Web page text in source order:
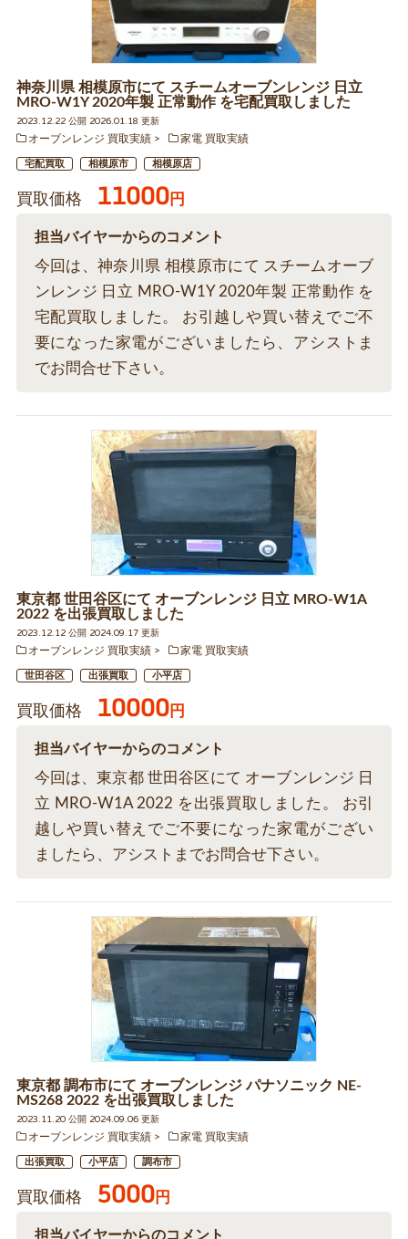
神奈川県 相模原市にて スチームオーブンレンジ 日立
MRO-W1Y 2020年製 正常動作 を宅配買取しました
2023.12.22 公開 2026.01.18 更新
オーブンレンジ 買取実績
家電 買取実績
宅配買取 相模原市 相模原店
買取価格 11000円
担当バイヤーからのコメント
今回は、神奈川県 相模原市にて スチームオーブ
ンレンジ 日立 MRO-W1Y 2020年製 正常動作 を
宅配買取しました。 お引越しや買い替えでご不
要になった家電がございましたら、アシストま
でお問合せ下さい。
東京都 世田谷区にて オーブンレンジ 日立 MRO-W1A
2022 を出張買取しました
2023.12.12 公開 2024.09.17 更新
オーブンレンジ 買取実績
家電 買取実績
世田谷区 出張買取 小平店
買取価格 10000円
担当バイヤーからのコメント
今回は、東京都 世田谷区にて オーブンレンジ 日
立 MRO-W1A 2022 を出張買取しました。 お引
越しや買い替えでご不要になった家電がござい
ましたら、アシストまでお問合せ下さい。
東京都 調布市にて オーブンレンジ パナソニック NE-
MS268 2022 を出張買取しました
2023.11.20 公開 2024.09.06 更新
オーブンレンジ 買取実績
家電 買取実績
出張買取 小平店 調布市
買取価格 5000円
担当バイヤーからのコメント